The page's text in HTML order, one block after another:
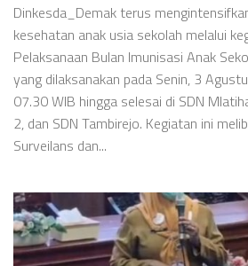
Dinkesda_Demak terus
kesehatan anak usia sekolah melalui
Pelaksanaan Bulan Imunisasi Anak
yang dilaksanakan pada Senin, 3
07.30 WIB hingga selesai di SDN
2, dan SDN Tambirejo. Kegiatan ini
Surveilans dan...